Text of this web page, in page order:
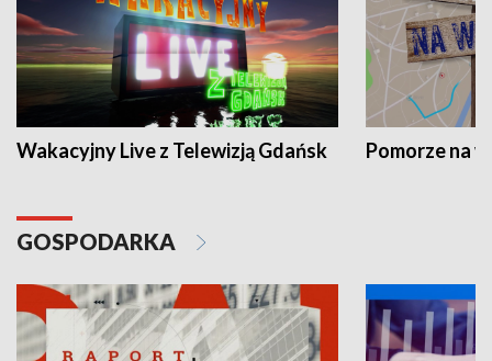
Wakacyjny Live z Telewizją Gdańsk Pomorze na
GOSPODARKA